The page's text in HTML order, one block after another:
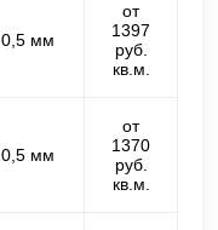
0,5 мм
от
1397
руб.
кв.м.
0,5 мм
от
1370
руб.
кв.м.